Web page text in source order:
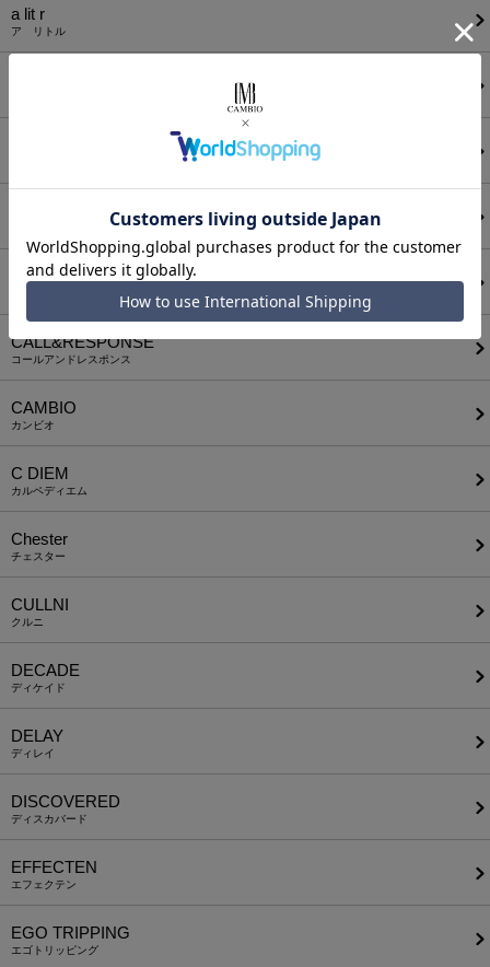
a lit r
ア リトル
BODYSONG.
CALL&RESPONSE
コールアンドレスポンス
CAMBIO
カンビオ
C DIEM
カルペディエム
Chester
チェスター
CULLNI
クルニ
DECADE
ディケイド
DELAY
ディレイ
DISCOVERED
ディスカバード
EFFECTEN
エフェクテン
EGO TRIPPING
エゴトリッピング